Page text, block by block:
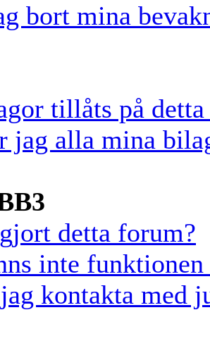
bort mina
tillåts på
jag alla mina
detta forum?
inte funktionen
kontakta med